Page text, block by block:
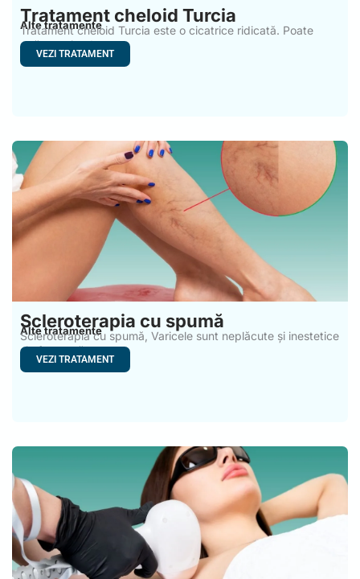
Tratament cheloid Turcia
Alte tratamente
Tratament cheloid Turcia este o cicatrice ridicată. Poate
apărea oriunde
VEZI TRATAMENT
Scleroterapia cu spumă
Alte tratamente
Scleroterapia cu spumă, Varicele sunt neplăcute și inestetice
și afectează
VEZI TRATAMENT